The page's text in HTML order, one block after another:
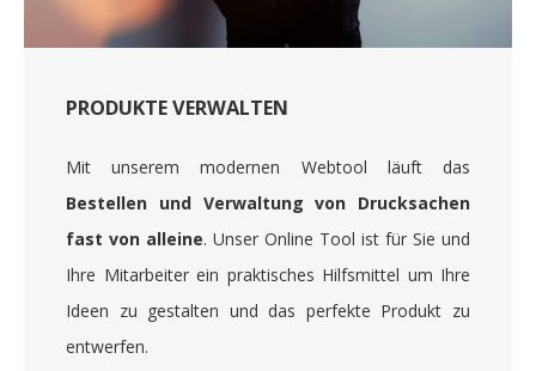
PRODUKTE VERWALTEN
Mit unserem modernen Webtool läuft das
Bestellen und Verwaltung von Drucksachen
fast von alleine. Unser Online Tool ist für Sie und
Ihre Mitarbeiter ein praktisches Hilfsmittel um Ihre
Ideen zu gestalten und das perfekte Produkt zu
entwerfen.